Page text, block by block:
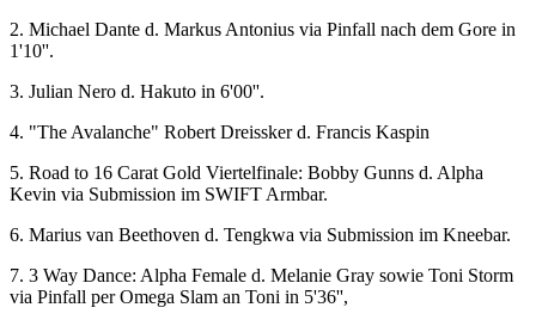
2. Michael Dante d. Markus Antonius via Pinfall nach dem Gore in
1'10''.
3. Julian Nero d. Hakuto in 6'00''.
4. "The Avalanche" Robert Dreissker d. Francis Kaspin
5. Road to 16 Carat Gold Viertelfinale: Bobby Gunns d. Alpha
Kevin via Submission im SWIFT Armbar.
6. Marius van Beethoven d. Tengkwa via Submission im Kneebar.
7. 3 Way Dance: Alpha Female d. Melanie Gray sowie Toni Storm
via Pinfall per Omega Slam an Toni in 5'36'',